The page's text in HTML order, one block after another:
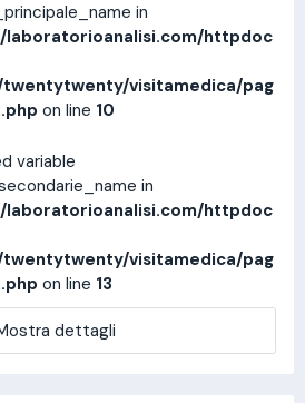
in
laboratorioanalisi.com/httpdoc
visitamedica/pag
on line 10
variable
in
laboratorioanalisi.com/httpdoc
visitamedica/pag
on line 13
dettagli